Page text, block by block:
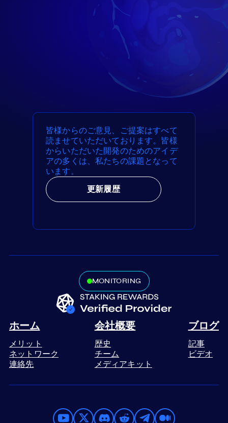
皆様からのご意見、ご提案はすべて
読ませていただいております。皆様
からいただいた開発のためのアイデ
アの多くは、私たちの課題となって
います。
更新履歴
MONITORING
ホーム
メリット
ネットワーク
連絡先
会社概要
歴史
チーム
メディアキット
ブログ
記事
ビデオ